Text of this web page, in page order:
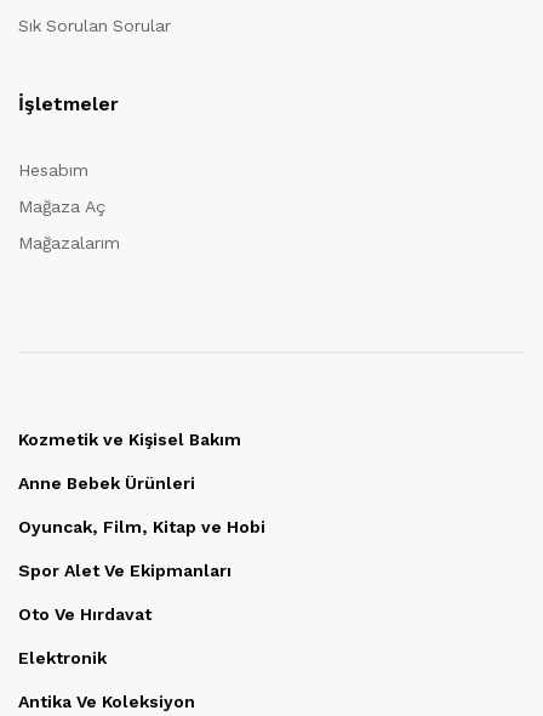
Sık Sorulan Sorular
İşletmeler
Hesabım
Mağaza Aç
Mağazalarım
Kozmetik ve Kişisel Bakım
Anne Bebek Ürünleri
Oyuncak, Film, Kitap ve Hobi
Spor Alet Ve Ekipmanları
Oto Ve Hırdavat
Elektronik
Antika Ve Koleksiyon